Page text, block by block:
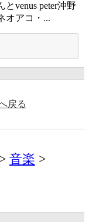
venus peter沖野
オアコ・...
戻る
音楽